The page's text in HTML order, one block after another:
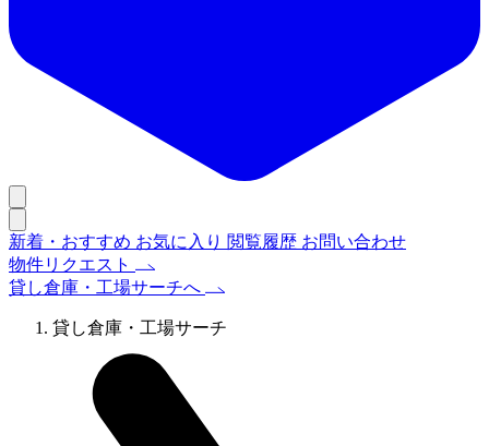
新着・おすすめ お気に入り 閲覧履歴 お問い合わせ
物件リクエスト
貸し倉庫・工場サーチへ
貸し倉庫・工場サーチ